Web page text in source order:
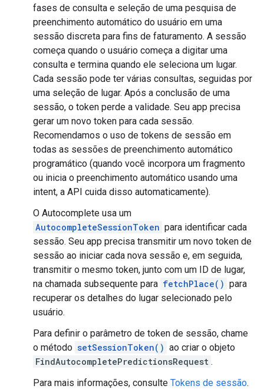
fases de consulta e seleção de uma pesquisa de
preenchimento automático do usuário em uma
sessão discreta para fins de faturamento. A sessão
começa quando o usuário começa a digitar uma
consulta e termina quando ele seleciona um lugar.
Cada sessão pode ter várias consultas, seguidas por
uma seleção de lugar. Após a conclusão de uma
sessão, o token perde a validade. Seu app precisa
gerar um novo token para cada sessão.
Recomendamos o uso de tokens de sessão em
todas as sessões de preenchimento automático
programático (quando você incorpora um fragmento
ou inicia o preenchimento automático usando uma
intent, a API cuida disso automaticamente).
O Autocomplete usa um
AutocompleteSessionToken para identificar cada
sessão. Seu app precisa transmitir um novo token de
sessão ao iniciar cada nova sessão e, em seguida,
transmitir o mesmo token, junto com um ID de lugar,
na chamada subsequente para fetchPlace() para
recuperar os detalhes do lugar selecionado pelo
usuário.
Para definir o parâmetro de token de sessão, chame
o método setSessionToken() ao criar o objeto
FindAutocompletePredictionsRequest .
Para mais informações, consulte Tokens de sessão.